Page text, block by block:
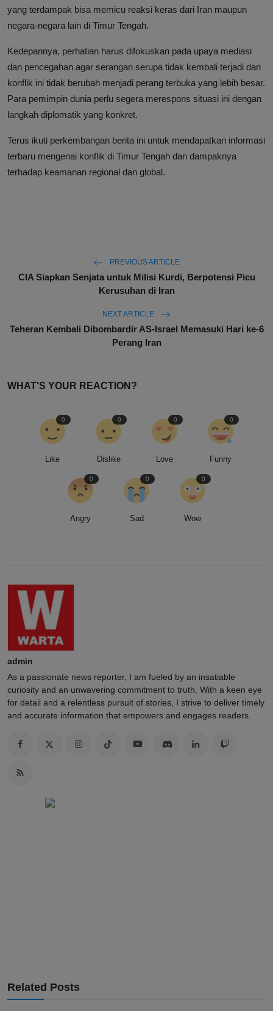
yang terdampak bisa memicu reaksi keras dari Iran maupun
negara-negara lain di Timur Tengah.
Kedepannya, perhatian harus difokuskan pada upaya mediasi
dan pencegahan agar serangan serupa tidak kembali terjadi dan
konflik ini tidak berubah menjadi perang terbuka yang lebih besar.
Para pemimpin dunia perlu segera merespons situasi ini dengan
langkah diplomatik yang konkret.
Terus ikuti perkembangan berita ini untuk mendapatkan informasi
terbaru mengenai konflik di Timur Tengah dan dampaknya
terhadap keamanan regional dan global.
PREVIOUS ARTICLE
CIA Siapkan Senjata untuk Milisi Kurdi, Berpotensi Picu
Kerusuhan di Iran
NEXT ARTICLE
Teheran Kembali Dibombardir AS-Israel Memasuki Hari ke-6
Perang Iran
WHAT'S YOUR REACTION?
Like
0
Dislike
0
Love
0
Funny
0
Angry
0
Sad
0
Wow
0
admin
As a passionate news reporter, I am fueled by an insatiable
curiosity and an unwavering commitment to truth. With a keen eye
for detail and a relentless pursuit of stories, I strive to deliver timely
and accurate information that empowers and engages readers.
Related Posts